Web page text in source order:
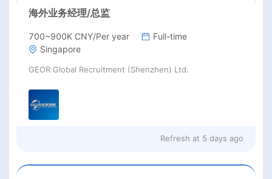
海外业务经理/总监
700~900K CNY/Per year
Full-time
Singapore
GEOR Global Recruitment (Shenzhen) Ltd.
Refresh at 5 days ago